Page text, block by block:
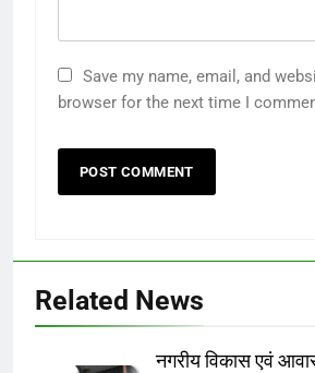
Save my name, email, and
browser for the next time I
Related News
नगरीय विकास एवं